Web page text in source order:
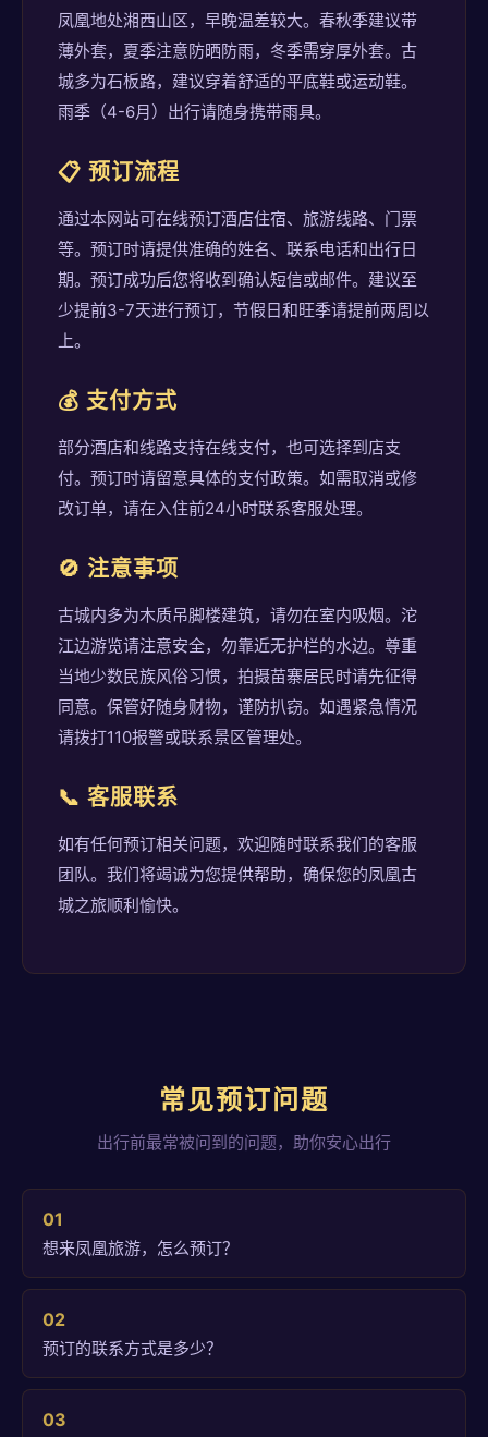
凤凰地处湘西山区，早晚温差较大。春秋季建议带
薄外套，夏季注意防晒防雨，冬季需穿厚外套。古
城多为石板路，建议穿着舒适的平底鞋或运动鞋。
雨季（4-6月）出行请随身携带雨具。
📋 预订流程
通过本网站可在线预订酒店住宿、旅游线路、门票
等。预订时请提供准确的姓名、联系电话和出行日
期。预订成功后您将收到确认短信或邮件。建议至
少提前3-7天进行预订，节假日和旺季请提前两周以
上。
💰 支付方式
部分酒店和线路支持在线支付，也可选择到店支
付。预订时请留意具体的支付政策。如需取消或修
改订单，请在入住前24小时联系客服处理。
🚫 注意事项
古城内多为木质吊脚楼建筑，请勿在室内吸烟。沱
江边游览请注意安全，勿靠近无护栏的水边。尊重
当地少数民族风俗习惯，拍摄苗寨居民时请先征得
同意。保管好随身财物，谨防扒窃。如遇紧急情况
请拨打110报警或联系景区管理处。
📞 客服联系
如有任何预订相关问题，欢迎随时联系我们的客服
团队。我们将竭诚为您提供帮助，确保您的凤凰古
城之旅顺利愉快。
常见预订问题
出行前最常被问到的问题，助你安心出行
01
想来凤凰旅游，怎么预订？
02
预订的联系方式是多少？
03